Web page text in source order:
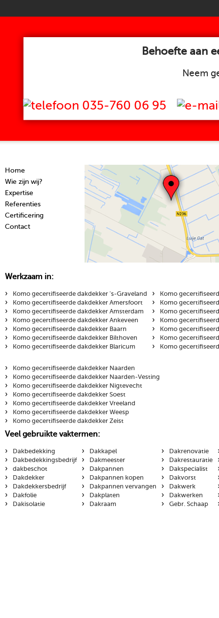
Behoefte aan
Neem
035-760 06 95
Home
Wie zijn wij?
Expertise
Referenties
Certificering
Contact
Werkzaam in:
›
Komo gecertifiseerde dakdekker 's-Graveland
› Komo gecertifiseerde dakdekker Amersfoort
› Komo gecertifiseerde dakdekker Amsterdam
› Komo gecertifiseerde dakdekker Ankeveen
› Komo gecertifiseerde dakdekker Baarn
› Komo gecertifiseerde dakdekker Bilthoven
› Komo gecertifiseerde dakdekker Blaricum
› Komo
› Komo
› Komo
› Komo
› Komo
› Komo
› Komo
› Komo gecertifiseerde dakdekker Naarden
› Komo gecertifiseerde dakdekker Naarden-Vesting
› Komo gecertifiseerde dakdekker Nigtevecht
› Komo gecertifiseerde dakdekker Soest
› Komo gecertifiseerde dakdekker Vreeland
› Komo gecertifiseerde dakdekker Weesp
› Komo gecertifiseerde dakdekker Zeist
Veel gebruikte vaktermen:
›
Dakbedekking
› Dakbedekkingsbedrijf
› dakbeschot
› Dakdekker
› Dakdekkersbedrijf
› Dakfolie
› Dakisolatie
› Dakkapel
› Dakmeester
› Dakpannen
› Dakpannen kopen
› Dakpannen vervangen
› Dakplaten
› Dakraam
› Dakrenovatie
› Dakrestauratie
› Dakspecialist
› Dakvorst
› Dakwerk
› Dakwerken
› Gebr. Schaap